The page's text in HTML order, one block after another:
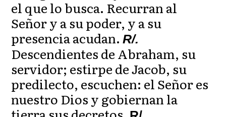
el que lo busca. Recurran al
Señor y a su poder, y a su
presencia acudan.R/.
Descendientes de Abraham, su
servidor; estirpe de Jacob, su
predilecto, escuchen: el Señor es
nuestro Dios y gobiernan la